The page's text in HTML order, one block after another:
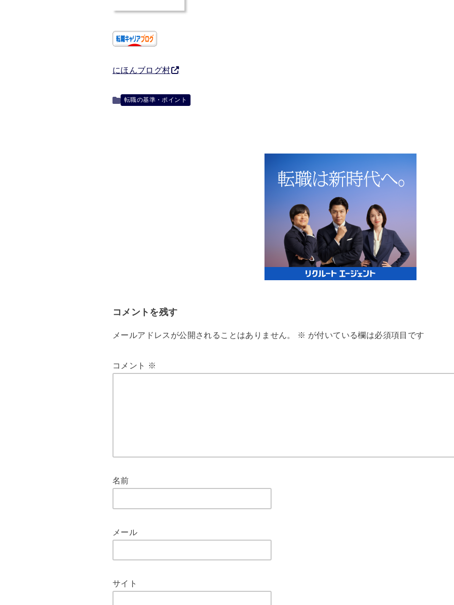
にほんブログ村
転職の基準・ポイント
コメントを残す
メールアドレスが公開されることはありません。 ※ が付いている欄は必須項目です
コメント ※
名前
メール
サイト